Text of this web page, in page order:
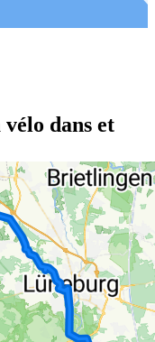
dans et